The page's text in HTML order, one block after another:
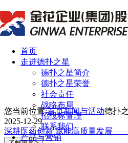
首页
走进德扑之星
德扑之星简介
德扑之星荣誉
社会责任
战略布局
招投标管理
联系我们
产品与营销
您当前位置:首页新闻与活动德扑
2025-12-29
深耕医药创新 赋能高质量发展